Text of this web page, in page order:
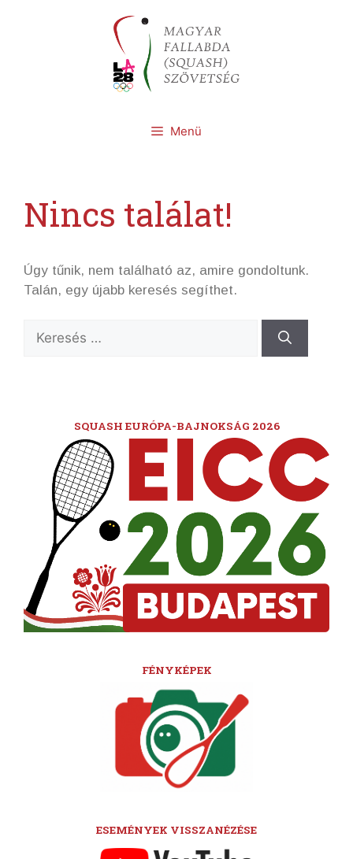
Menü
Nincs találat!
Úgy tűnik, nem található az, amire gondoltunk.
Talán, egy újabb keresés segíthet.
Keresés:
SQUASH EURÓPA-BAJNOKSÁG 2026
FÉNYKÉPEK
ESEMÉNYEK VISSZANÉZÉSE